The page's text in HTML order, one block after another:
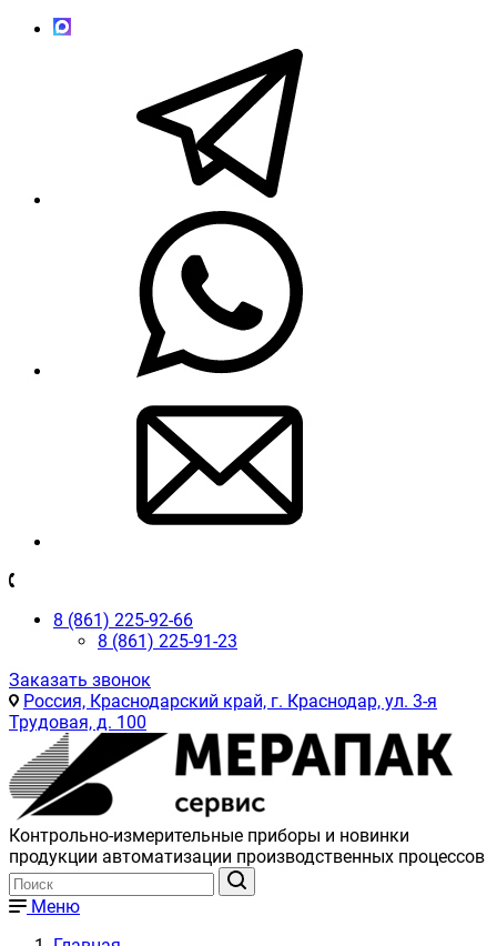
8 (861) 225-92-66
8 (861) 225-91-23
Заказать звонок
Россия, Краснодарский край, г. Краснодар, ул. 3-я
Трудовая, д. 100
Контрольно-измерительные приборы и новинки
продукции автоматизации производственных процессов
Меню